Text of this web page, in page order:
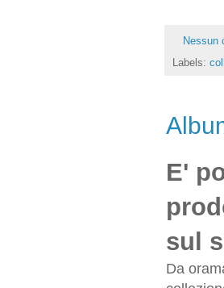
Nessun
Labels:
E'
sul
Da